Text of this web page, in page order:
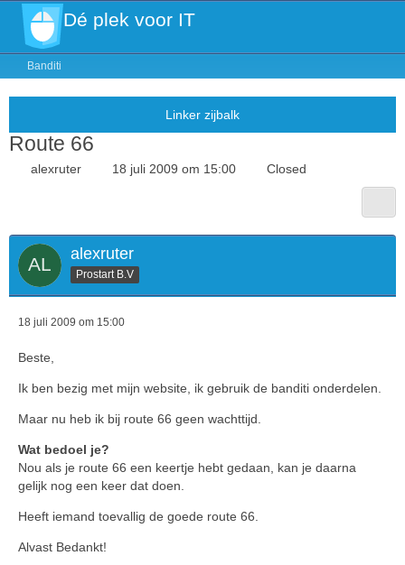
Dé plek voor IT
Banditi
Route 66
alexruter 18 juli 2009 om 15:00 Closed
alexruter
Prostart B.V
18 juli 2009 om 15:00
Beste,
Ik ben bezig met mijn website, ik gebruik de banditi onderdelen.
Maar nu heb ik bij route 66 geen wachttijd.
Wat bedoel je?
Nou als je route 66 een keertje hebt gedaan, kan je daarna
gelijk nog een keer dat doen.
Heeft iemand toevallig de goede route 66.
Alvast Bedankt!